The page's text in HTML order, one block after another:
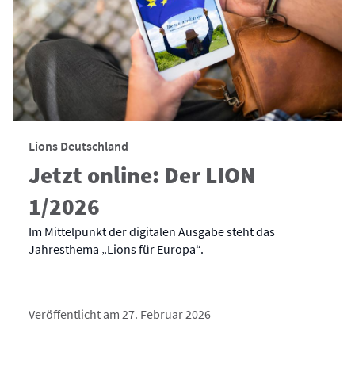
Lions Deutschland
Jetzt online: Der LION
1/2026
Im Mittelpunkt der digitalen Ausgabe steht das
Jahresthema „Lions für Europa“.
Veröffentlicht am 27. Februar 2026